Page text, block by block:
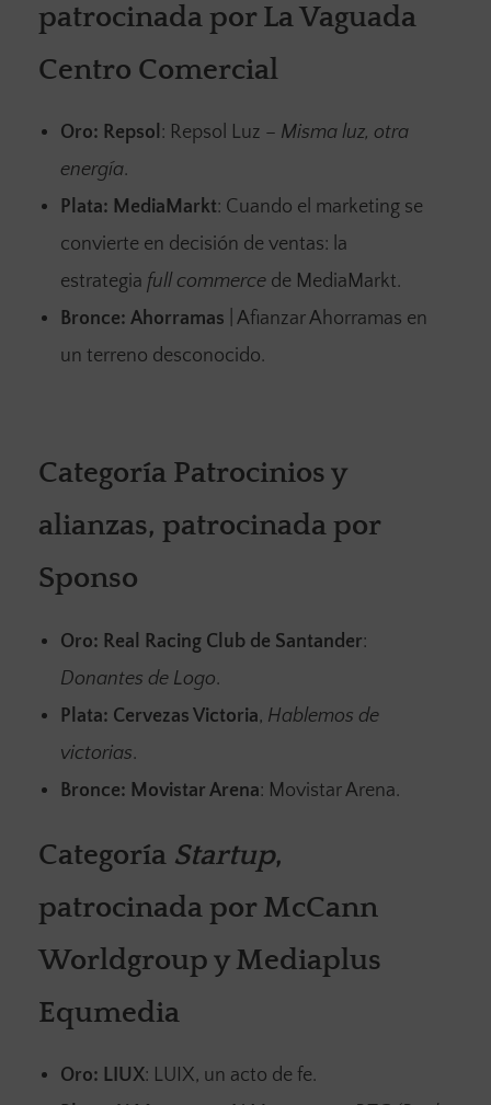
patrocinada por La Vaguada
Centro Comercial
Oro: Repsol: Repsol Luz – Misma luz, otra
energía.
Plata: MediaMarkt: Cuando el marketing se
convierte en decisión de ventas: la
estrategia full commerce de MediaMarkt.
Bronce: Ahorramas | Afianzar Ahorramas en
un terreno desconocido.
Categoría Patrocinios y
alianzas, patrocinada por
Sponso
Oro: Real Racing Club de Santander:
Donantes de Logo.
Plata: Cervezas Victoria, Hablemos de
victorias.
Bronce: Movistar Arena: Movistar Arena.
Categoría Startup,
patrocinada por McCann
Worldgroup y Mediaplus
Equmedia
Oro: LIUX: LUIX, un acto de fe.